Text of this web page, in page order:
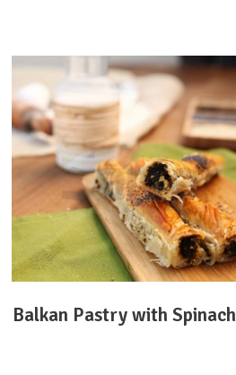
DEVAMINI OKU
Balkan Pastry with Spinach